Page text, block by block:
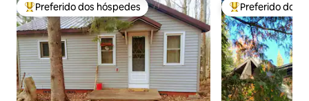
Entre os melhores preferidos dos hóspedes
Preferido dos hóspedes Entre os
Preferido dos